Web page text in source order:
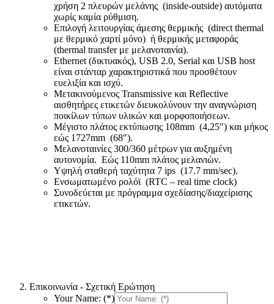
χρήση 2 πλευρών μελάνης (inside-outside) αυτόματα
χωρίς καμία ρύθμιση.
Επιλογή λειτουργίας άμεσης θερμικής (direct thermal
με θερμικό χαρτί μόνο) ή θερμικής μεταφοράς
(thermal transfer με μελανοταινία).
Ethernet (δικτυακός), USB 2.0, Serial και USB host
είναι στάνταρ χαρακτηριστικά που προσθέτουν
ευελιξία και ισχύ.
Μετακινούμενος Transmissive και Reflective
αισθητήρες ετικετών διευκολύνουν την αναγνώριση
ποικίλων τύπων υλικών και μορφοποιήσεων.
Μέγιστο πλάτος εκτύπωσης 108mm (4,25″) και μήκος
εώς 1727mm (68″).
Μελανοταινίες 300/360 μέτρων για αυξημένη
αυτονομία. Εώς 110mm πλάτος μελανιών.
Υψηλή σταθερή ταχύτητα 7 ips (17.7 mm/sec).
Ενσωματωμένο ρολόϊ (RTC – real time clock)
Συνοδεύεται με πρόγραμμα σχεδίασης/διαχείρισης
ετικετών.
Επικοινωνία - Σχετική Ερώτηση
Your Name: (*)